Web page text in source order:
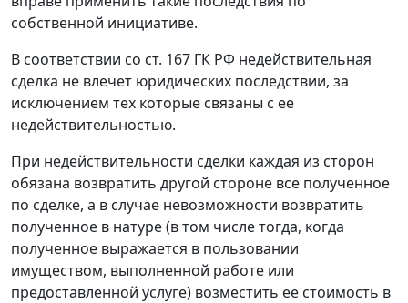
собственной инициативе.
В соответствии со ст. 167 ГК РФ недействительная
сделка не влечет юридических последствии, за
исключением тех которые связаны с ее
недействительностью.
При недействительности сделки каждая из сторон
обязана возвратить другой стороне все полученное
по сделке, а в случае невозможности возвратить
полученное в натуре (в том числе тогда, когда
полученное выражается в пользовании
имуществом, выполненной работе или
предоставленной услуге) возместить ее стоимость в